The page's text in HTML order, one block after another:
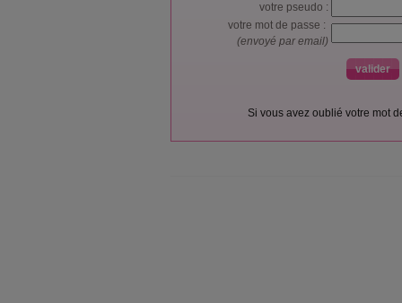
votre pseudo :
votre mot de passe :
(envoyé par email)
Si vous avez oublié votre mot